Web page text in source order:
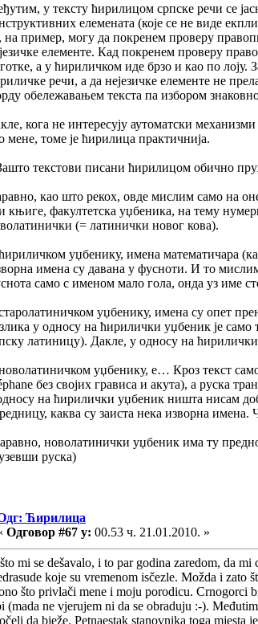
у тексту ћирилицом српске речи се
елемената (које се не виде
на пример, могу да покренем проверу
елементе. Кад покренем проверу
а у ћириличком иде брзо и као по лоју.
речи, а да нејезичке елементе не
обележавањем текста па избором
кога не интересују аутоматски
мене, томе је ћирилица практичнија.
текстови писани ћирилицом обично
као што рекох, овде мислим само на
књиге, факултетска уџбеника, на тему
(= латинички новог кова).
уџбенику, имена математичара
имена су давана у фусноти. И то
само с именом мало гола, онда уз име
уџбенику, имена су опет
у односу на ћирилички уџбеник је
латиницу). Дакле, у односу на
уџбенику, е… Кроз текст
без својих грависа и акута), а руска
на ћирилички уџбеник ништа нисам
каква су заиста нека изворна имена.
новолатинички уџбеник има ту
руска)
Ћирилица
Одговор #67 у: 00.53 ч. 21.01.2010. »
mi se dešavalo, i to par godina zaredom, da
koje su vremenom isčezle. Možda i
što privlači mene i moju porodicu. Crnogorci
(mada ne vjerujem ni da se obraduju :-).
da bježe. Petnaestak stanovnika toga